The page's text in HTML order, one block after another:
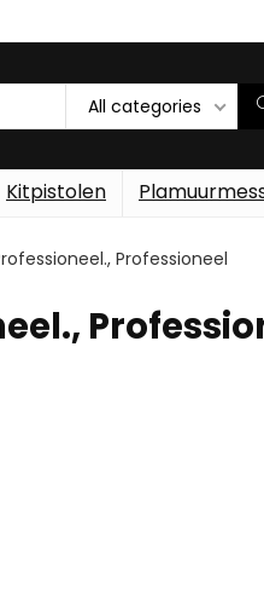
All categories
Kitpistolen
Professioneel